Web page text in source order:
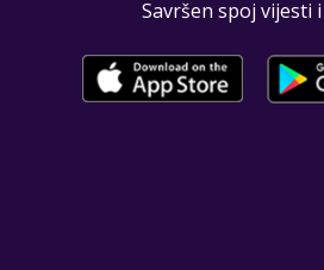
Savršen spoj vijesti